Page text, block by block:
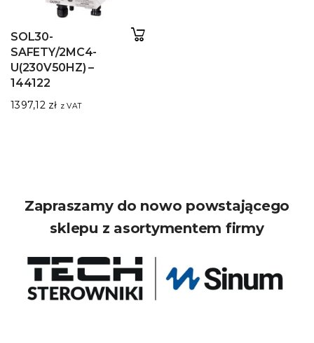
SOL30-
SAFETY/2MC4-
U(230V50HZ) –
144122
1397,12 zł z VAT
Zapraszamy do nowo powstającego
sklepu z asortymentem firmy